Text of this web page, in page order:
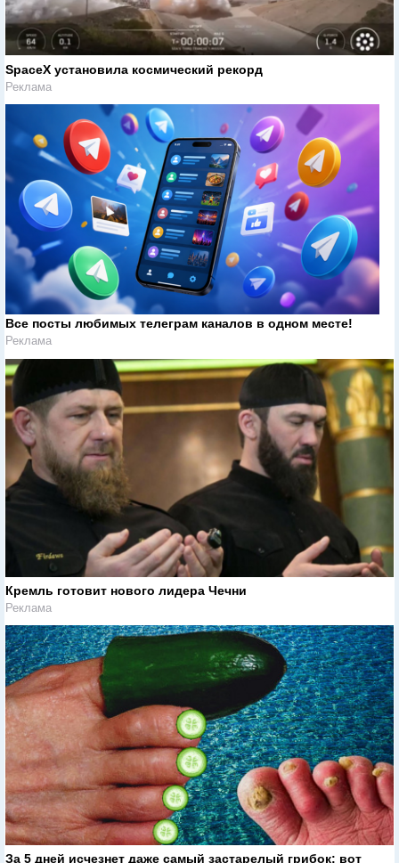
SpaceX установила космический рекорд
Реклама
Все посты любимых телеграм каналов в одном месте!
Реклама
Кремль готовит нового лидера Чечни
Реклама
За 5 дней исчезнет даже самый застарелый грибок: вот